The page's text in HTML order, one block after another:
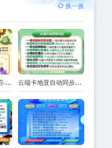
换一换
云端小怪兽功能介绍-使用注意事项 云端卡地亚自动同步跟随转发朋友圈_卡地亚官方微信一键转发